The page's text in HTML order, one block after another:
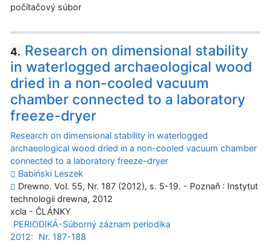
počítačový súbor
4. Research on dimensional stability
in waterlogged archaeological wood
dried in a non-cooled vacuum
chamber connected to a laboratory
freeze-dryer
Research on dimensional stability in waterlogged
archaeological wood dried in a non-cooled vacuum chamber
connected to a laboratory freeze-dryer
Babiński Leszek
Drewno. Vol. 55, Nr. 187 (2012), s. 5-19. - Poznaň : Instytut
technologii drewna, 2012
xcla - ČLÁNKY
PERIODIKÁ-Súborný záznam periodika
2012:
Nr. 187-188